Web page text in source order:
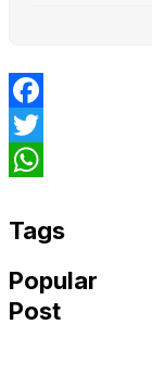
Facebook
Twitter
Tags
Popular
Post